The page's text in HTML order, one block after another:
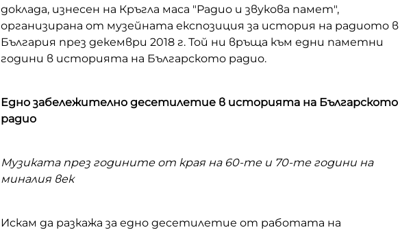
доклада, изнесен на Кръгла маса "Радио и звукова памет",
организирана от музейната експозиция за история на радиото в
България през декември 2018 г. Той ни връща към едни паметни
години в историята на Българското радио.
Едно забележително десетилетие в историята на Българското
радио
Музиката през годините от края на 60-те и 70-те години на
миналия век
Искам да разкажа за едно десетилетие от работата на